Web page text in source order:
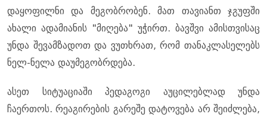
დაყოფილნი და მეგობრობენ. მათ თავიანთ ჯგუფში
ახალი ადამიანის "მიღება" უჭირთ. ბავშვი ამისთვისაც
უნდა შევამზადოთ და ვუთხრათ, რომ თანაკლასელებს
ნელ-ნელა დაუმეგობრდება.
ასეთ სიტუაციაში პედაგოგი აუცილებლად უნდა
ჩაერთოს. რეაგირების გარეშე დატოვება არ შეიძლება,